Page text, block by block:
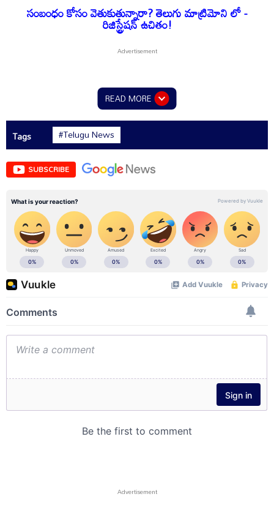
సంబంధం కోసం వెతుకుతున్నారా? తెలుగు మాట్రిమోని లో -
రిజిస్ట్రేషన్ ఉచితం!
READ MORE
Tags #Telugu News
SUBSCRIBE